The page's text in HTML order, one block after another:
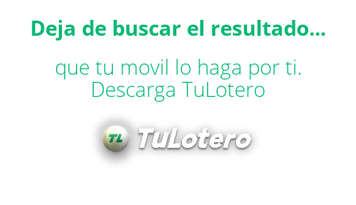
Deja de buscar el resultado...
que tu movil lo haga por ti.
Descarga TuLotero